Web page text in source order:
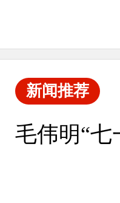
新闻推荐
毛伟明“七